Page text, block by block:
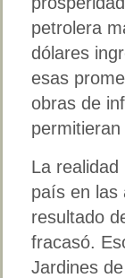
petrolera
dólares
esas
obras de
La
país en las
resultado
fracasó.
Jardines